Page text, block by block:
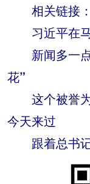
相关链接：
习近平在
新闻多一
花”
这个被誉
今天来过
跟着总书记